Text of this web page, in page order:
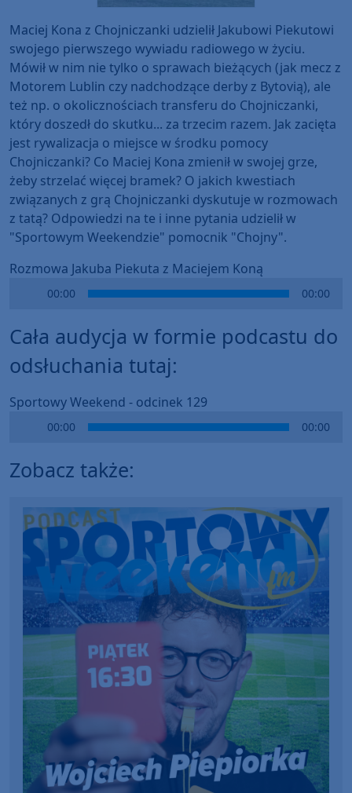
Maciej Kona z Chojniczanki udzielił Jakubowi Piekutowi
swojego pierwszego wywiadu radiowego w życiu.
Mówił w nim nie tylko o sprawach bieżących (jak mecz z
Motorem Lublin czy nadchodzące derby z Bytovią), ale
też np. o okolicznościach transferu do Chojniczanki,
który doszedł do skutku... za trzecim razem. Jak zacięta
jest rywalizacja o miejsce w środku pomocy
Chojniczanki? Co Maciej Kona zmienił w swojej grze,
żeby strzelać więcej bramek? O jakich kwestiach
związanych z grą Chojniczanki dyskutuje w rozmowach
z tatą? Odpowiedzi na te i inne pytania udzielił w
"Sportowym Weekendzie" pomocnik "Chojny".
Rozmowa Jakuba Piekuta z Maciejem Koną
00:00 00:00
Cała audycja w formie podcastu do
odsłuchania tutaj:
Sportowy Weekend - odcinek 129
00:00 00:00
Zobacz także: